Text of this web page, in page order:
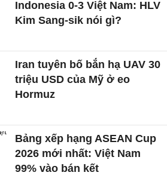
Indonesia 0-3 Việt Nam: HLV
Kim Sang-sik nói gì?
Iran tuyên bố bắn hạ UAV 30
triệu USD của Mỹ ở eo
Hormuz
Bảng xếp hạng ASEAN Cup
2026 mới nhất: Việt Nam
99% vào bán kết